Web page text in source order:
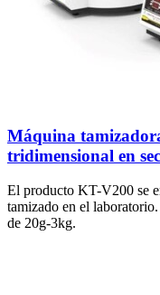
Máquina
tridimensional en
El producto KT-V200 se
tamizado en el
de 20g-3kg.